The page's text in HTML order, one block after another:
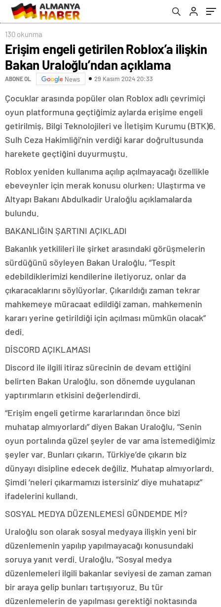
130 okunma
Erişim engeli getirilen Roblox’a ilişkin
Bakan Uraloğlu’ndan açıklama
ABONE OL News 29 Kasım 2024 20:33
Çocuklar arasında popüler olan Roblox adlı çevrimiçi
oyun platformuna geçtiğimiz aylarda erişime engeli
getirilmiş, Bilgi Teknolojileri ve İletişim Kurumu (BTK)6.
Sulh Ceza Hakimliği’nin verdiği karar doğrultusunda
harekete geçtiğini duyurmuştu.
Roblox yeniden kullanıma açılıp açılmayacağı özellikle
ebeveynler için merak konusu olurken; Ulaştırma ve
Altyapı Bakanı Abdulkadir Uraloğlu açıklamalarda
bulundu.
BAKANLIĞIN ŞARTINI AÇIKLADI
Bakanlık yetkilileri ile şirket arasındaki görüşmelerin
sürdüğünü söyleyen Bakan Uraloğlu, “Tespit
edebildiklerimizi kendilerine iletiyoruz, onlar da
çıkaracaklarını söylüyorlar. Çıkarıldığı zaman tekrar
mahkemeye müracaat edildiği zaman, mahkemenin
kararı yerine getirildiği için açılması mümkün olacak”
dedi.
DİSCORD AÇIKLAMASI
Discord ile ilgili itiraz sürecinin de devam ettiğini
belirten Bakan Uraloğlu, son dönemde uygulanan
yaptırımların etkisini değerlendirdi.
“Erişim engeli getirme kararlarından önce bizi
muhatap almıyorlardı” diyen Bakan Uraloğlu, “Senin
oyun portalında güzel şeyler de var ama istemediğimiz
şeyler var. Bunları çıkarın, Türkiye’de çıkarın biz
dünyayı disipline edecek değiliz. Muhatap almıyorlardı.
Şimdi ‘neleri çıkarmamızı istersiniz’ diye muhatapız”
ifadelerini kullandı.
SOSYAL MEDYA DÜZENLEMESİ GÜNDEMDE Mİ?
Uraloğlu son olarak sosyal medyaya ilişkin yeni bir
düzenlemenin yapılıp yapılmayacağı konusundaki
soruya yanıt verdi. Uraloğlu, “Sosyal medya
düzenlemeleri ilgili bakanlar seviyesi de zaman zaman
bir araya gelip bunları tartışıyoruz. Bu tür
düzenlemelerin de yapılması gerektiği noktasında